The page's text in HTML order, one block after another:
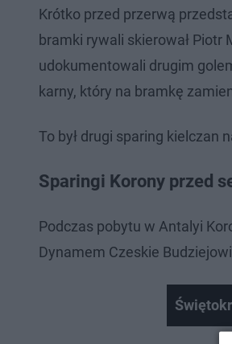
Krótko przed przerwą
bramki rywali skierował
udokumentowali drugim
karny, który na bramkę
To był drugi sparing kielczan
Sparingi Korony przed
Podczas pobytu w Antalyi
Dynamem Czeskie